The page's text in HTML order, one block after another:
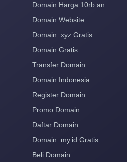
Domain Harga 10rb an
Domain Website
Domain .xyz Gratis
Domain Gratis
Transfer Domain
Domain Indonesia
Register Domain
Promo Domain
Daftar Domain
Domain .my.id Gratis
Beli Domain